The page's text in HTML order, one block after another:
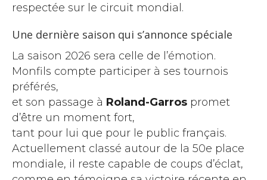
respectée sur le circuit mondial.
Une dernière saison qui s’annonce spéciale
La saison 2026 sera celle de l’émotion.
Monfils compte participer à ses tournois
préférés,
et son passage à Roland-Garros promet
d’être un moment fort,
tant pour lui que pour le public français.
Actuellement classé autour de la 50e place
mondiale, il reste capable de coups d’éclat,